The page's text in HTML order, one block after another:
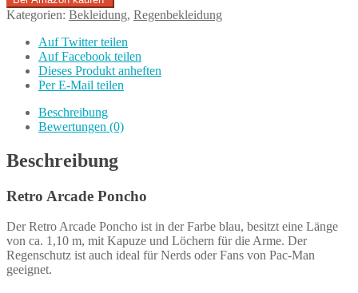
Kategorien: Bekleidung, Regenbekleidung
Auf Twitter teilen
Auf Facebook teilen
Dieses Produkt anheften
Per E-Mail teilen
Beschreibung
Bewertungen (0)
Beschreibung
Retro Arcade Poncho
Der Retro Arcade Poncho ist in der Farbe blau, besitzt eine Länge
von ca. 1,10 m, mit Kapuze und Löchern für die Arme. Der
Regenschutz ist auch ideal für Nerds oder Fans von Pac-Man
geeignet.